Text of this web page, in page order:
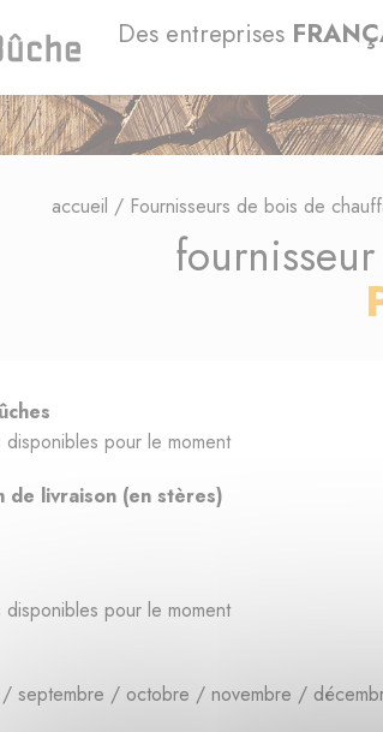
Des entreprises
accueil / Fournisseurs de bois de
pour le moment
de livraison (en stères)
pour le moment
septembre / octobre / novembre /